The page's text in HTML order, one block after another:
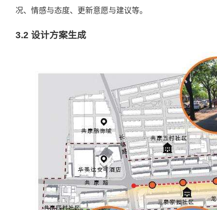
况、情感与态度、更新意愿与建议等。
3.2 设计方案生成